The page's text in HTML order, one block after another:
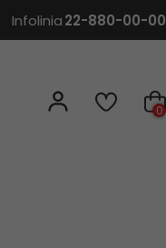
Infolinia22-880-00-00
0